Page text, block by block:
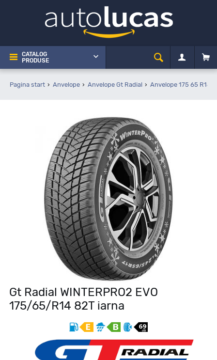
CATALOG
PRODUSE
Pagina start Anvelope Anvelope Gt Radial Anvelope 175 65 R14
Gt Radial WINTERPRO2 EVO
175/65/R14 82T iarna